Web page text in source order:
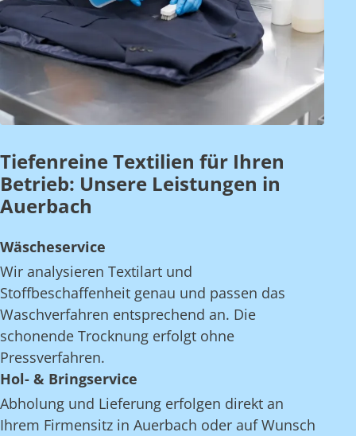
Tiefenreine Textilien für Ihren
Betrieb: Unsere Leistungen in
Auerbach
Wäscheservice
Wir analysieren Textilart und
Stoffbeschaffenheit genau und passen das
Waschverfahren entsprechend an. Die
schonende Trocknung erfolgt ohne
Pressverfahren.
Hol- & Bringservice
Abholung und Lieferung erfolgen direkt an
Ihrem Firmensitz in Auerbach oder auf Wunsch